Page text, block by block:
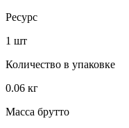
Ресурс
1 шт
Количество в упаковке
0.06 кг
Масса брутто